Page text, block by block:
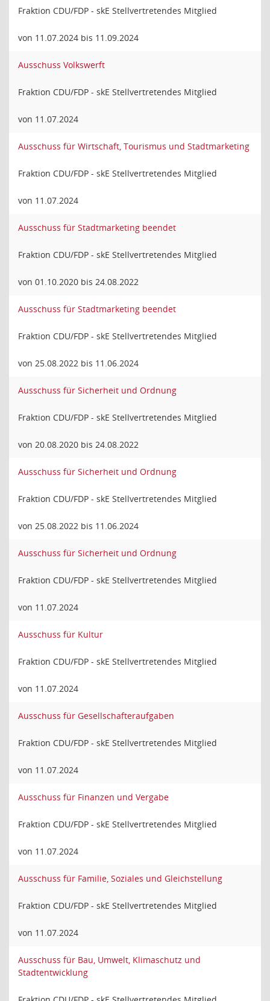
Fraktion CDU/FDP - skE Stellvertretendes Mitglied
von 11.07.2024 bis 11.09.2024
Ausschuss Volkswerft
Fraktion CDU/FDP - skE Stellvertretendes Mitglied
von 11.07.2024
Ausschuss für Wirtschaft, Tourismus und Stadtmarketing
Fraktion CDU/FDP - skE Stellvertretendes Mitglied
von 11.07.2024
Ausschuss für Stadtmarketing beendet
Fraktion CDU/FDP - skE Stellvertretendes Mitglied
von 01.10.2020 bis 24.08.2022
Ausschuss für Stadtmarketing beendet
Fraktion CDU/FDP - skE Stellvertretendes Mitglied
von 25.08.2022 bis 11.06.2024
Ausschuss für Sicherheit und Ordnung
Fraktion CDU/FDP - skE Stellvertretendes Mitglied
von 20.08.2020 bis 24.08.2022
Ausschuss für Sicherheit und Ordnung
Fraktion CDU/FDP - skE Stellvertretendes Mitglied
von 25.08.2022 bis 11.06.2024
Ausschuss für Sicherheit und Ordnung
Fraktion CDU/FDP - skE Stellvertretendes Mitglied
von 11.07.2024
Ausschuss für Kultur
Fraktion CDU/FDP - skE Stellvertretendes Mitglied
von 11.07.2024
Ausschuss für Gesellschafteraufgaben
Fraktion CDU/FDP - skE Stellvertretendes Mitglied
von 11.07.2024
Ausschuss für Finanzen und Vergabe
Fraktion CDU/FDP - skE Stellvertretendes Mitglied
von 11.07.2024
Ausschuss für Familie, Soziales und Gleichstellung
Fraktion CDU/FDP - skE Stellvertretendes Mitglied
von 11.07.2024
Ausschuss für Bau, Umwelt, Klimaschutz und
Stadtentwicklung